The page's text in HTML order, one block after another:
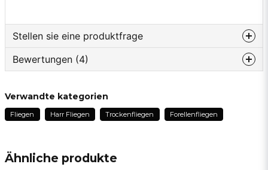
Ähnliche produkte
Stellen sie eine produktfrage
question
Fragen sie uns etwas zu diesem produkt...
Bewertungen (4)
Claes Henry
Kent
Verwandte kategorien
Fliegen Harr Fliegen Trockenfliegen Forellenfliegen